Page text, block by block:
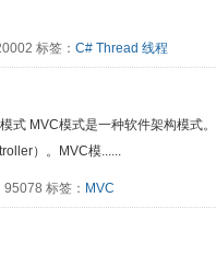
标签： C# Thread 线程
式 MVC模式是一种软件架构模式
）。MVC模......
标签： MVC